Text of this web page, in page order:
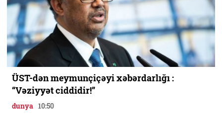
ÜST-dən meymunçiçəyi xəbərdarlığı :
“Vəziyyət ciddidir!”
dunya 10:50